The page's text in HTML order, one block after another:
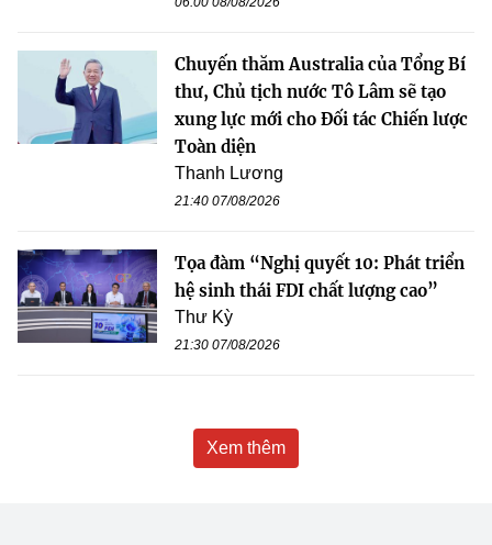
Chuyến thăm Australia của Tổng Bí
thư, Chủ tịch nước Tô Lâm sẽ tạo
xung lực mới cho Đối tác Chiến lược
Toàn diện
Thanh Lương
21:40 07/08/2026
Tọa đàm “Nghị quyết 10: Phát triển
hệ sinh thái FDI chất lượng cao”
Thư Kỳ
21:30 07/08/2026
Xem thêm